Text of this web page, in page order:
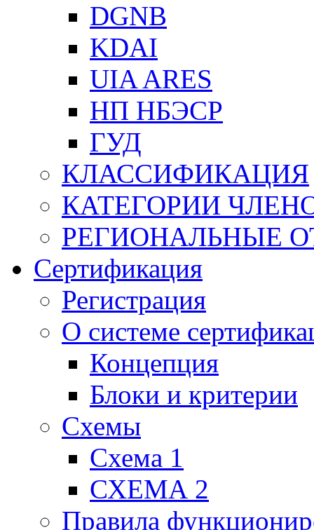
DGNB
KDAI
UIA ARES
НП НБЭСР
ГУД
КЛАССИФИКАЦИЯ
КАТЕГОРИИ
РЕГИОНАЛЬНЫЕ
Сертификация
Регистрация
О системе
Концепция
Блоки и критерии
Схемы
Схема 1
СХЕМА 2
Правила